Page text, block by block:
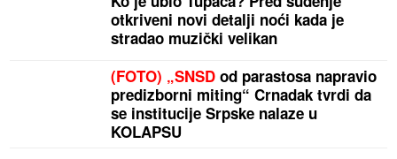
otkriveni novi detalji noći kada je
stradao muzički velikan
(FOTO) „SNSD od parastosa napravio
predizborni miting“ Crnadak tvrdi da
se institucije Srpske nalaze u
KOLAPSU